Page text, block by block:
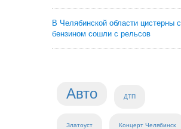
В Челябинской области цистерны с
бензином сошли с рельсов
Авто ДТП
Златоуст Концерт Челябинск